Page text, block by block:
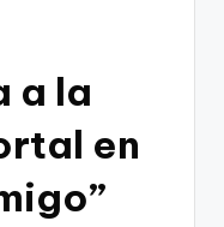
a la
en